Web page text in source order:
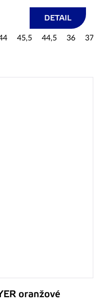
DETAIL
45,5 44,5 36 37
oranžové